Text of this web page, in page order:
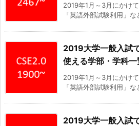
2019年1月～3月にかけ
「英語外部試験利用」
2019大学一般入試
使える学部・学科一
2019年1月～3月にかけ
「英語外部試験利用」
2019大学一般入試